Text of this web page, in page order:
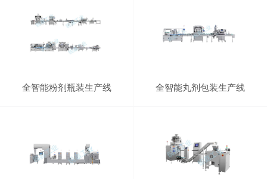
全智能粉剂瓶装生产线 全智能丸剂包装生产线